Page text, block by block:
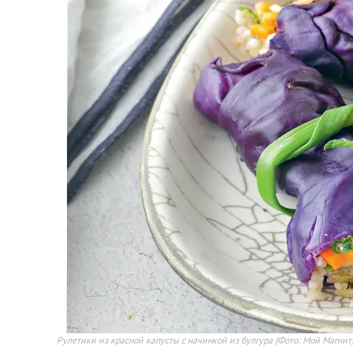
Рулетики из красной капусты с начинкой из булгура (Фото: Мой Магнит)